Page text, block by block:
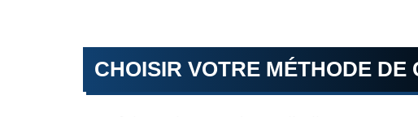
CHOISIR VOTRE MÉTHODE DE